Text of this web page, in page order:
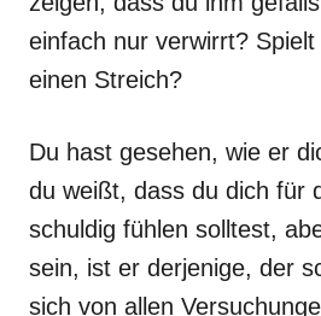
einfach nur verwirrt?
einen Streich?
Du hast gesehen, wie er
du weißt, dass du dich für
schuldig fühlen solltest,
sein, ist er derjenige, der
sich von allen